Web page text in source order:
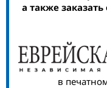
а также
в